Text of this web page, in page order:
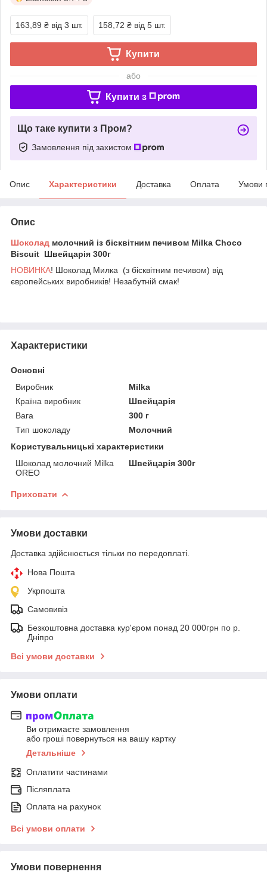
163,89 ₴ від 3 шт. 158,72 ₴ від 5 шт.
Купити
або
Купити з
Що таке купити з Пром?
Замовлення під захистом
Опис Характеристики Доставка Оплата Умови
Опис
Шоколад молочний із бісквітним печивом Milka Choco
Biscuit Швейцарія 300г
НОВИНКА! Шоколад Милка (з бісквітним печивом) від
європейських виробників! Незабутній смак!
Характеристики
Основні
Виробник
Milka
Країна виробник
Швейцарія
Вага
300 г
Тип шоколаду
Молочний
Користувальницькі характеристики
Шоколад молочний Milka
OREO
Швейцарія 300г
Приховати
Умови доставки
Доставка здійснюється тільки по передоплаті.
Нова Пошта
Укрпошта
Самовивіз
Безкоштовна доставка кур'єром понад 20 000грн по р.
Дніпро
Всі умови доставки
Умови оплати
Ви отримаєте замовлення
або гроші повернуться на вашу картку
Детальніше
Оплатити частинами
Післяплата
Оплата на рахунок
Всі умови оплати
Умови повернення